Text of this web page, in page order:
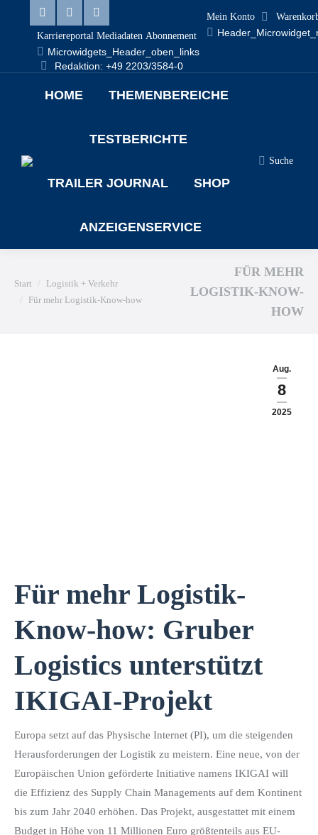
Karriereportal Mediadaten Abonnement
Microwidgets_Header_oben_links
Redaktion: +49 2203/3584-0
Mein Konto
HOME THEMENBEREICHE
TESTBERICHTE
TRAILER JOURNAL SHOP
ANZEIGENSERVICE
Suche
Sie befinden sich hier:
Start
Logistik + Verkehr
Für mehr Logistik-Know-how
FÜR MEHR
LOGISTIK-KNOW-
HOW
Aug.
8
2025
Für mehr Logistik-
Know-how: Gruber
Logistics unterstützt
IKIGAI-Projekt
Europa setzt auf das Physische Internet (PI), um die steigenden
Herausforderungen der Logistik zu meistern. Eine neue, von der
Europäischen Union geförderte Initiative namens IKIGAI will
die Effizienz des Supply Chain Managements auf dem Kontinent
bis zum Jahr 2040 erhöhen. Das Projekt, ausgestattet mit einem
Budget in Höhe von 11 Millionen Euro größtenteils aus EU-